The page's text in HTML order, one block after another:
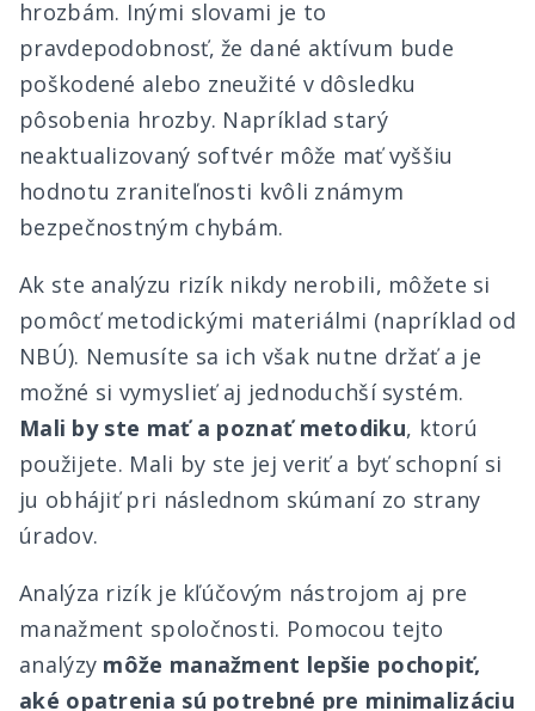
hrozbám. Inými slovami je to
pravdepodobnosť, že dané aktívum bude
poškodené alebo zneužité v dôsledku
pôsobenia hrozby. Napríklad starý
neaktualizovaný softvér môže mať vyššiu
hodnotu zraniteľnosti kvôli známym
bezpečnostným chybám.
Ak ste analýzu rizík nikdy nerobili, môžete si
pomôcť metodickými materiálmi (napríklad od
NBÚ). Nemusíte sa ich však nutne držať a je
možné si vymyslieť aj jednoduchší systém.
Mali by ste mať a poznať metodiku, ktorú
použijete. Mali by ste jej veriť a byť schopní si
ju obhájiť pri následnom skúmaní zo strany
úradov.
Analýza rizík je kľúčovým nástrojom aj pre
manažment spoločnosti. Pomocou tejto
analýzy môže manažment lepšie pochopiť,
aké opatrenia sú potrebné pre minimalizáciu